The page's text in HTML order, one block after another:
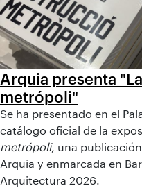
Arquia presenta
metrópoli"
Se ha presentado en el
catálogo oficial de la
metrópoli, una
Arquia y enmarcada en
Arquitectura 2026.